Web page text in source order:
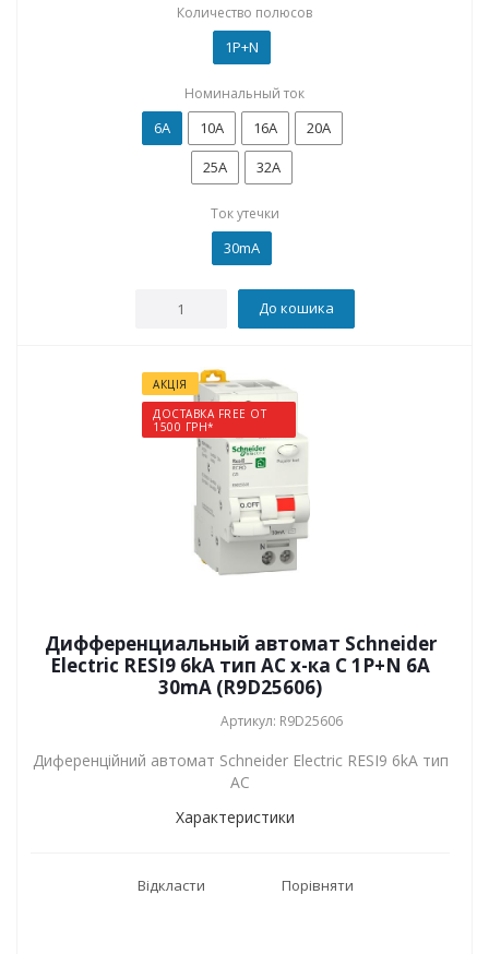
Количество полюсов
1P+N
Номинальный ток
6А 10А 16А
20А
25А
32А
Ток утечки
30mA
До кошика
АКЦІЯ
ДОСТАВКА FREE ОТ
1500 ГРН*
Дифференциальный автомат Schneider
Electric RESI9 6kA тип АC х-ка C 1P+N 6А
30mA (R9D25606)
Артикул: R9D25606
Диференційний автомат Schneider Electric RESI9 6kA тип
АC
Характеристики
Відкласти Порівняти